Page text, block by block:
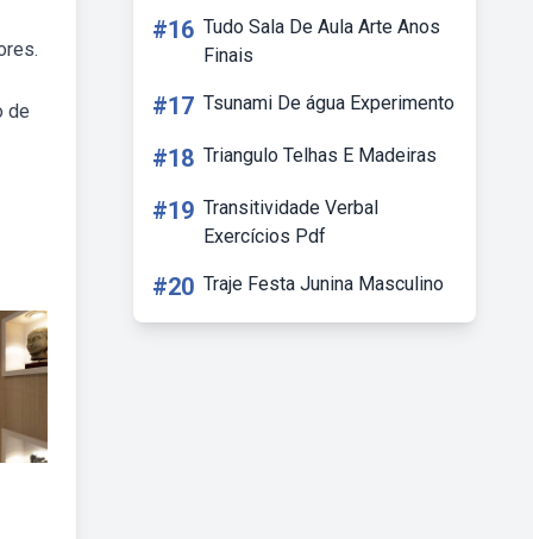
de
#16 Tudo Sala De Aula Arte Anos
Finais
#17 Tsunami De água Experimento
#18 Triangulo Telhas E Madeiras
#19 Transitividade Verbal
Exercícios Pdf
#20 Traje Festa Junina Masculino